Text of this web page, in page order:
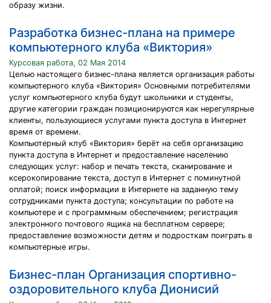
образу жизни.
Разработка бизнес-плана на примере
компьютерного клуба «Виктория»
Курсовая работа, 02 Мая 2014
Целью настоящего бизнес-плана является организация работы
компьютерного клуба «Виктория» Основными потребителями
услуг компьютерного клуба будут школьники и студенты,
другие категории граждан позиционируются как нерегулярные
клиенты, пользующиеся услугами пункта доступа в Интернет
время от времени.
Компьютерный клуб «Виктория» берёт на себя организацию
пункта доступа в Интернет и предоставление населению
следующих услуг: набор и печать текста, сканирование и
ксерокопирование текста, доступ в Интернет с поминутной
оплатой; поиск информации в Интернете на заданную тему
сотрудниками пункта доступа; консультации по работе на
компьютере и с программным обеспечением; регистрация
электронного почтового ящика на бесплатном сервере;
предоставление возможности детям и подросткам поиграть в
компьютерные игры.
Бизнес-план Организация спортивно-
оздоровительного клуба Дионисий